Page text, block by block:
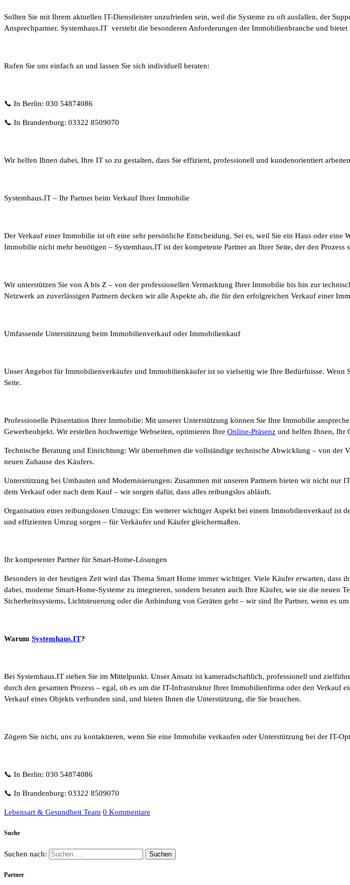
Sollten Sie mit Ihrem aktuellen IT-Dienstleister unzufrieden sein, weil die Systeme zu oft ausfallen, der
Ansprechpartner. Systemhaus.IT versteht die besonderen Anforderungen der Immobilienbranche und
Rufen Sie uns einfach an und lassen Sie sich individuell beraten:
📞 In Berlin: 030 54874086
📞 In Brandenburg: 03322 8509070
Wir helfen Ihnen dabei, Ihre IT so zu gestalten, dass Sie effizient, professionell und kundenorientiert
Systemhaus.IT – Ihr Partner beim Verkauf Ihrer Immobilie
Der Verkauf einer Immobilie ist oft eine sehr persönliche Entscheidung. Sei es, weil Sie ein Haus oder
Immobilie nicht mehr benötigen – Systemhaus.IT ist der kompetente Partner an Ihrer Seite, der den
Wir unterstützen Sie von A bis Z – von der professionellen Vermarktung Ihrer Immobilie bis hin zur
Netzwerk an zuverlässigen Partnern decken wir alle Aspekte ab, die für den erfolgreichen Verkauf einer
Umfassende Unterstützung beim Immobilienverkauf oder Immobilienkauf
Unser Angebot für Immobilienverkäufer und Immobilienkäufer ist so vielseitig wie Ihre Bedürfnisse.
Seite.
Professionelle Präsentation Ihrer Immobilie: Mit unserer Unterstützung können Sie Ihre Immobilie
Gewerbeobjekt. Wir erstellen hochwertige Webseiten, optimieren Ihre Online-Präsenz und helfen Ihnen, Ihr
Technische Beratung und Einrichtung: Wir übernehmen die vollständige technische Abwicklung – von
neuen Zuhause des Käufers.
Unterstützung bei Umbauten und Modernisierungen: Zusammen mit unseren Partnern bieten wir nicht
dem Verkauf oder nach dem Kauf – wir sorgen dafür, dass alles reibungslos abläuft.
Organisation eines reibungslosen Umzugs: Ein weiterer wichtiger Aspekt bei einem Immobilienverkauf ist
und effizienten Umzug sorgen – für Verkäufer und Käufer gleichermaßen.
Ihr kompetenter Partner für Smart-Home-Lösungen
Besonders in der heutigen Zeit wird das Thema Smart Home immer wichtiger. Viele Käufer erwarten,
dabei, moderne Smart-Home-Systeme zu integrieren, sondern beraten auch Ihre Käufer, wie sie die
Sicherheitssystems, Lichtsteuerung oder die Anbindung von Geräten geht – wir sind Ihr Partner, wenn es
Warum Systemhaus.IT?
Bei Systemhaus.IT stehen Sie im Mittelpunkt. Unser Ansatz ist kameradschaftlich, professionell und
durch den gesamten Prozess – egal, ob es um die IT-Infrastruktur Ihrer Immobilienfirma oder den
Verkauf eines Objekts verbunden sind, und bieten Ihnen die Unterstützung, die Sie brauchen.
Zögern Sie nicht, uns zu kontaktieren, wenn Sie eine Immobilie verkaufen oder Unterstützung bei der IT-
📞 In Berlin: 030 54874086
📞 In Brandenburg: 03322 8509070
Lebensart & Gesundheit Team 0 Kommentare
Suche
Suchen nach:
Partner